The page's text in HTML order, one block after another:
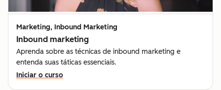
Marketing, Inbound Marketing
Inbound marketing
Aprenda sobre as técnicas de inbound marketing e
entenda suas táticas essenciais.
Iniciar o curso